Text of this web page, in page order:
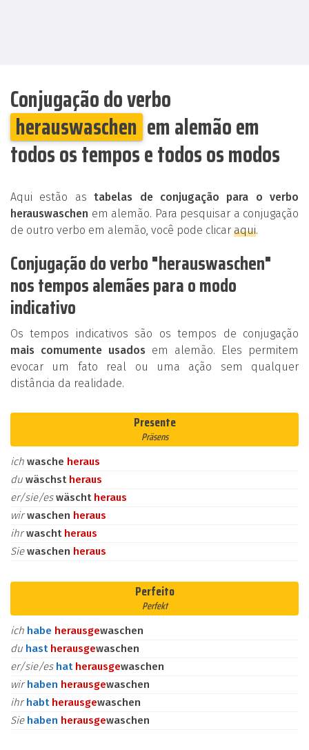
Conjugação do verbo
herauswaschen em alemão em
todos os tempos e todos os modos
Aqui estão astabelas de conjugação para o verbo
herauswaschen em alemão. Para pesquisar a conjugação
de outro verbo em alemão, você pode clicar aqui.
Conjugação do verbo "herauswaschen"
nos tempos alemães para o modo
indicativo
Os tempos indicativos são os tempos de conjugação
mais comumente usados em alemão. Eles permitem
evocar um fato real ou uma ação sem qualquer
distância da realidade.
Presente
Präsens
ich wasche heraus
du wäschst heraus
er/sie/eswäscht heraus
wirwaschen heraus
ihrwascht heraus
Siewaschen heraus
Perfeito
Perfekt
ich habe herausgewaschen
du hast herausgewaschen
er/sie/es hat herausgewaschen
wirhaben herausgewaschen
ihrhabt herausgewaschen
Sie haben herausgewaschen